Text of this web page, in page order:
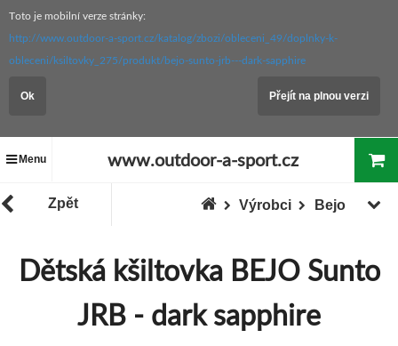
Toto je mobilní verze stránky:
http://www.outdoor-a-sport.cz/katalog/zbozi/obleceni_49/doplnky-k-
obleceni/ksiltovky_275/produkt/bejo-sunto-jrb---dark-sapphire
Ok Přejít na plnou verzi
Menu www.outdoor-a-sport.cz
Zpět Bejo
Výrobci
Dětská kšiltovka BEJO Sunto
JRB - dark sapphire